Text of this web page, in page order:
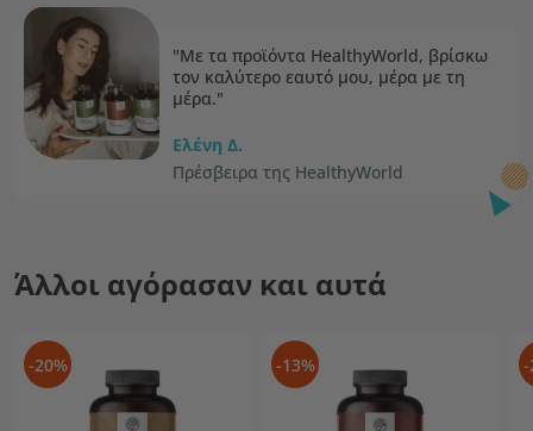
"Με τα προϊόντα HealthyWorld, βρίσκω
τον καλύτερο εαυτό μου, μέρα με τη
μέρα."
Ελένη Δ.
Πρέσβειρα της HealthyWorld
Άλλοι αγόρασαν και αυτά
-20% -13% -